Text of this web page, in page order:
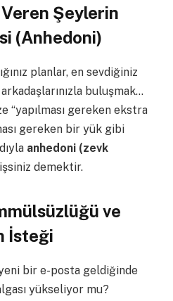
Şeylerin
(Anhedoni)
planlar, en sevdiğiniz
buluşmak…
“yapılması gereken ekstra
gereken bir yük gibi
anhedoni (zevk
demektir.
ve
İsteği
bir e-posta geldiğinde
yükseliyor mu?